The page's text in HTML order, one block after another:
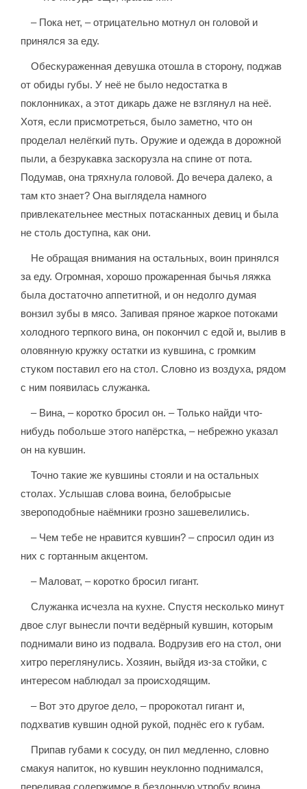
– Пока нет, – отрицательно мотнул он головой и
принялся за еду.
Обескураженная девушка отошла в сторону, поджав
от обиды губы. У неё не было недостатка в
поклонниках, а этот дикарь даже не взглянул на неё.
Хотя, если присмотреться, было заметно, что он
проделал нелёгкий путь. Оружие и одежда в дорожной
пыли, а безрукавка заскорузла на спине от пота.
Подумав, она тряхнула головой. До вечера далеко, а
там кто знает? Она выглядела намного
привлекательнее местных потасканных девиц и была
не столь доступна, как они.
Не обращая внимания на остальных, воин принялся
за еду. Огромная, хорошо прожаренная бычья ляжка
была достаточно аппетитной, и он недолго думая
вонзил зубы в мясо. Запивая пряное жаркое потоками
холодного терпкого вина, он покончил с едой и, вылив в
оловянную кружку остатки из кувшина, с громким
стуком поставил его на стол. Словно из воздуха, рядом
с ним появилась служанка.
– Вина, – коротко бросил он. – Только найди что-
нибудь побольше этого напёрстка, – небрежно указал
он на кувшин.
Точно такие же кувшины стояли и на остальных
столах. Услышав слова воина, белобрысые
звероподобные наёмники грозно зашевелились.
– Чем тебе не нравится кувшин? – спросил один из
них с гортанным акцентом.
– Маловат, – коротко бросил гигант.
Служанка исчезла на кухне. Спустя несколько минут
двое слуг вынесли почти ведёрный кувшин, которым
поднимали вино из подвала. Водрузив его на стол, они
хитро переглянулись. Хозяин, выйдя из-за стойки, с
интересом наблюдал за происходящим.
– Вот это другое дело, – пророкотал гигант и,
подхватив кувшин одной рукой, поднёс его к губам.
Припав губами к сосуду, он пил медленно, словно
смакуя напиток, но кувшин неуклонно поднимался,